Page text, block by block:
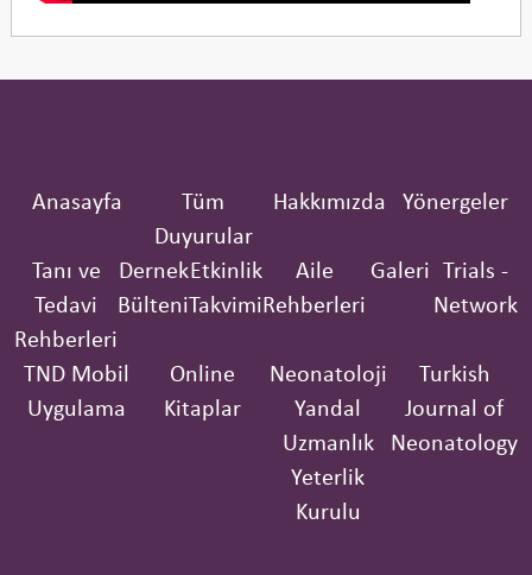
Anasayfa
Tüm
Duyurular
Hakkımızda Yönergeler
Tanı ve
Tedavi
Rehberleri
Dernek
Bülteni
Etkinlik
Takvimi
Aile
Rehberleri
Galeri
Trials -
Network
TND Mobil
Uygulama
Online
Kitaplar
Neonatoloji
Yandal
Uzmanlık
Yeterlik
Kurulu
Turkish
Journal of
Neonatology